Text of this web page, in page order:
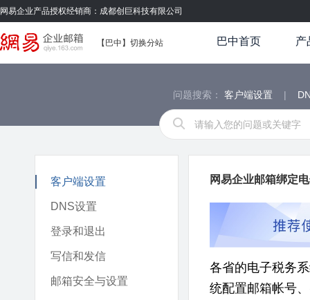
网易企业产品授权经销商：成都创巨科技有限公司
【巴中】 切换分站 巴中首页 产
问题搜索： 客户端设置 |
客户端设置
DNS设置
登录和退出
写信和发信
邮箱安全与设置
网易企业邮箱绑定
各省的电子税务
统配置邮箱帐号